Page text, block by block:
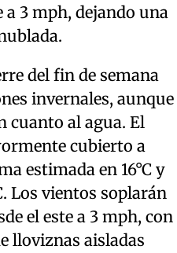
a 3 mph, dejando una
del fin de semana
invernales, aunque
cuanto al agua. El
cubierto a
estimada en 16°C y
Los vientos soplarán
el este a 3 mph, con
lloviznas aisladas